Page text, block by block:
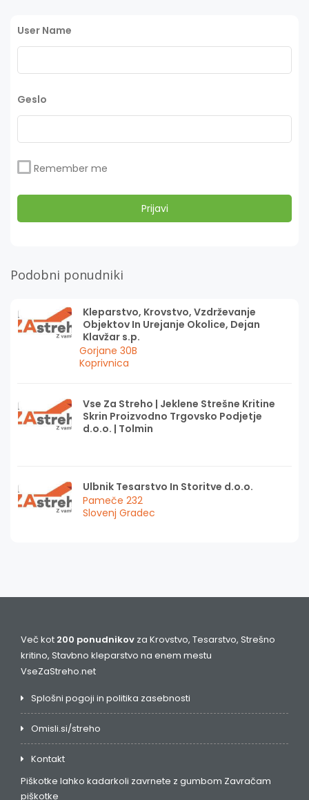
User Name
Geslo
Remember me
Podobni ponudniki
Kleparstvo, Krovstvo, Vzdrževanje
Objektov In Urejanje Okolice, Dejan
Klavžar s.p.
Gorjane 30B
Koprivnica
Vse Za Streho | Jeklene Strešne Kritine
Skrin Proizvodno Trgovsko Podjetje
d.o.o. | Tolmin
Ulbnik Tesarstvo In Storitve d.o.o.
Pameče 232
Slovenj Gradec
Več kot 200 ponudnikov za Krovstvo, Tesarstvo, Strešno
kritino, Stavbno kleparstvo na enem mestu
VseZaStreho.net
Splošni pogoji in politika zasebnosti
Omisli.si/streho
Kontakt
Piškotke lahko kadarkoli zavrnete z gumbom Zavračam
piškotke